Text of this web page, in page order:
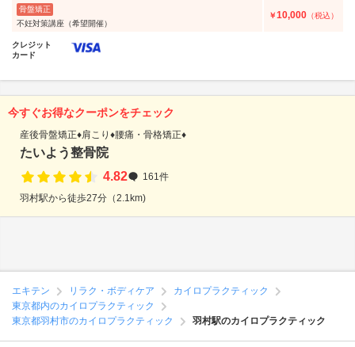
骨盤矯正
不妊対策講座（希望開催）
￥10,000 （税込）
クレジット
カード
今すぐお得なクーポンをチェック
産後骨盤矯正♦肩こり♦腰痛・骨格矯正♦
たいよう整骨院
4.82
161件
羽村駅から徒歩27分（2.1km)
エキテン リラク・ボディケア
カイロプラクティック
東京都内のカイロプラクティック
東京都羽村市のカイロプラクティック
羽村駅のカイロプラクティック